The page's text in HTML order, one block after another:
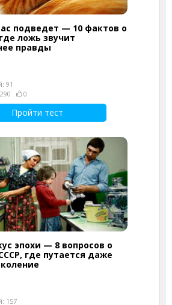
подведет — 10 фактов о
ложь звучит
правды
91
0
Пройти тест
эпохи — 8 вопросов о
где путается даже
157